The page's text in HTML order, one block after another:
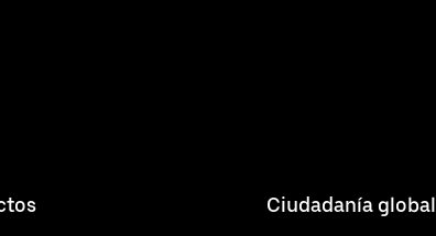
Ciudadanía global